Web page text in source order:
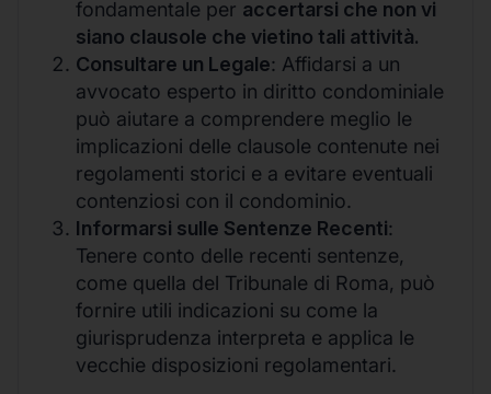
fondamentale per accertarsi che non vi
siano clausole che vietino tali attività.
Consultare un Legale: Affidarsi a un
avvocato esperto in diritto condominiale
può aiutare a comprendere meglio le
implicazioni delle clausole contenute nei
regolamenti storici e a evitare eventuali
contenziosi con il condominio.
Informarsi sulle Sentenze Recenti:
Tenere conto delle recenti sentenze,
come quella del Tribunale di Roma, può
fornire utili indicazioni su come la
giurisprudenza interpreta e applica le
vecchie disposizioni regolamentari.